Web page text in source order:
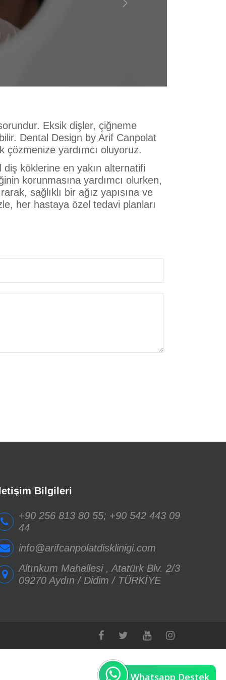
Next
Eksik dişler, çiğneme
Dental Design by Arif Canpolat
çözmenize yardımcı oluyoruz.
köklerine en yakın alternatifi
korunmasına yardımcı olurken,
sağlıklı bir ağız yapısına ve
her hastaya özel tedavi planları
Bilgileri
+90 256 813 80 55; +90 542 443 09
44
info@arifcanpolatdisklinigi.com
Altınkum Mahallesi , Atatürk Blv. 2/3
09270 Aydın / Didim / TÜRKİYE
Whatsapp Destek